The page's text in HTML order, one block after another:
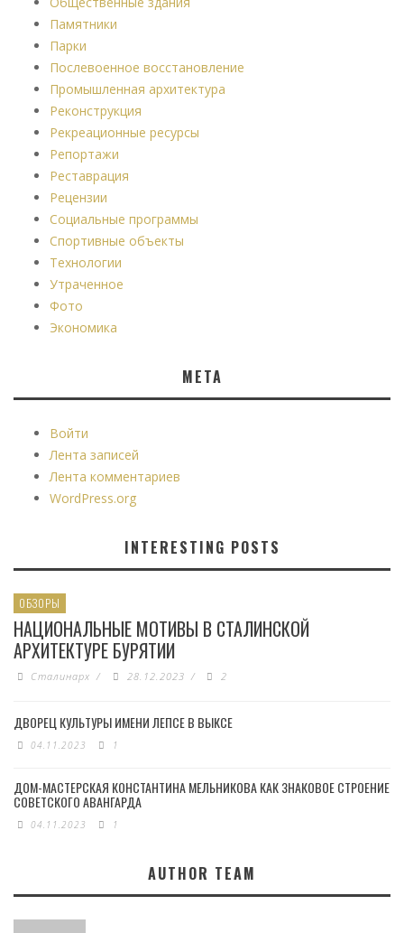
Памятники
Парки
Послевоенное восстановление
Промышленная архитектура
Реконструкция
Рекреационные ресурсы
Репортажи
Реставрация
Рецензии
Социальные программы
Спортивные объекты
Технологии
Утраченное
Фото
Экономика
МЕТА
Войти
Лента записей
Лента комментариев
WordPress.org
INTERESTING POSTS
ОБЗОРЫ
НАЦИОНАЛЬНЫЕ МОТИВЫ В СТАЛИНСКОЙ
АРХИТЕКТУРЕ БУРЯТИИ
Сталинарх / 28.12.2023 / 2
ДВОРЕЦ КУЛЬТУРЫ ИМЕНИ ЛЕПСЕ В ВЫКСЕ
04.11.2023 1
ДОМ-МАСТЕРСКАЯ КОНСТАНТИНА МЕЛЬНИКОВА КАК ЗНАКОВОЕ СТРОЕНИЕ
СОВЕТСКОГО АВАНГАРДА
04.11.2023 1
AUTHOR TEAM